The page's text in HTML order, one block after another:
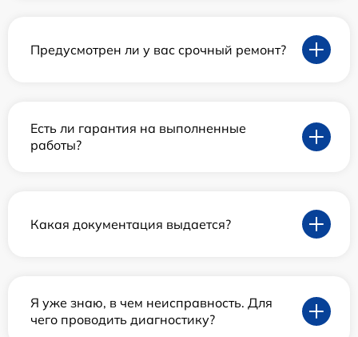
Предусмотрен ли у вас срочный ремонт?
Есть ли гарантия на выполненные
работы?
Какая документация выдается?
Я уже знаю, в чем неисправность. Для
чего проводить диагностику?